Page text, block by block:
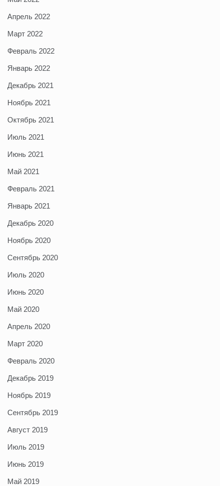
Апрель 2022
Март 2022
Февраль 2022
Январь 2022
Декабрь 2021
Ноябрь 2021
Октябрь 2021
Июль 2021
Июнь 2021
Май 2021
Февраль 2021
Январь 2021
Декабрь 2020
Ноябрь 2020
Сентябрь 2020
Июль 2020
Июнь 2020
Май 2020
Апрель 2020
Март 2020
Февраль 2020
Декабрь 2019
Ноябрь 2019
Сентябрь 2019
Август 2019
Июль 2019
Июнь 2019
Май 2019